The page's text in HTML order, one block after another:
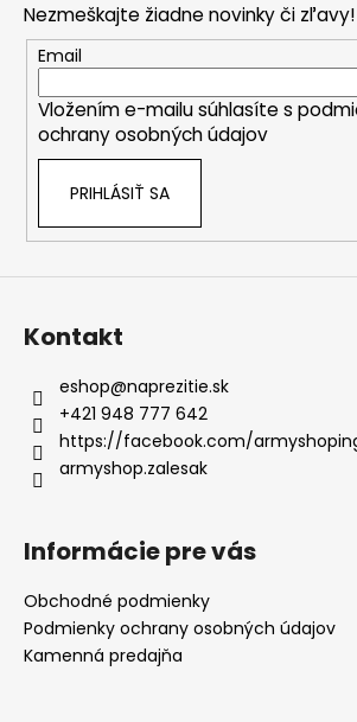
Nezmeškajte žiadne novinky či zľavy!
Email
Vložením e-mailu súhlasíte s
ochrany osobných údajov
PRIHLÁSIŤ SA
Kontakt
eshop@naprezitie.sk
+421 948 777 642
https://facebook.com/
armyshop.zalesak
Informácie pre vás
Obchodné podmienky
Podmienky ochrany osobných údajov
Kamenná predajňa